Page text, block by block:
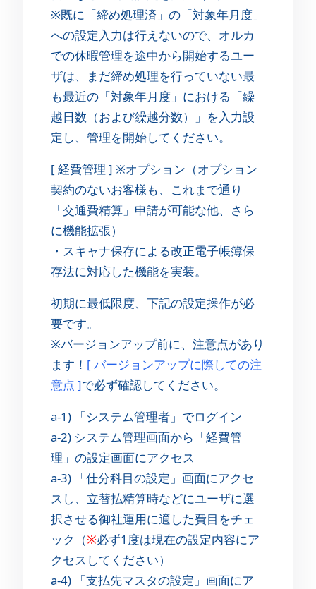
※既に「締め処理済」の「対象年月度」
への設定入力は行えないので、オルカ
での休暇管理を途中から開始するユー
ザは、まだ締め処理を行っていない最
も最近の「対象年月度」における「繰
越日数（および繰越分数）」を入力設
定し、管理を開始してください。
[ 経費管理 ] ※オプション（オプション
契約のないお客様も、これまで通り
「交通費精算」申請が可能な他、さら
に機能拡張）
・スキャナ保存による改正電子帳簿保
存法に対応した機能を実装。
初期に最低限度、下記の設定操作が必
要です。
※バージョンアップ前に、注意点があり
ます！ [ バージョンアップに際しての注
意点 ]で必ず確認してください。
a-1) 「システム管理者」でログイン
a-2) システム管理画面から「経費管
理」の設定画面にアクセス
a-3) 「仕分科目の設定」画面にアクセ
スし、立替払精算時などにユーザに選
択させる御社運用に適した費目をチェ
ック（※必ず1度は現在の設定内容にア
クセスしてください）
a-4) 「支払先マスタの設定」画面にア